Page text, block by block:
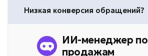
Низкая конверсия обращений?
ИИ-менеджер по
продажам